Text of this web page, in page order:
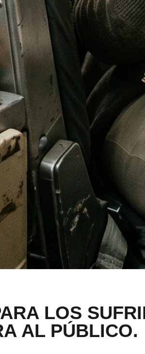
LOS
AL PÚBLICO.